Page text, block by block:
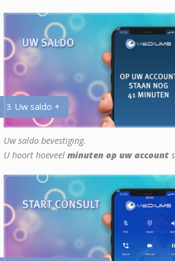
3. Uw saldo +
Uw saldo bevestiging.
U hoort hoeveel minuten op uw account